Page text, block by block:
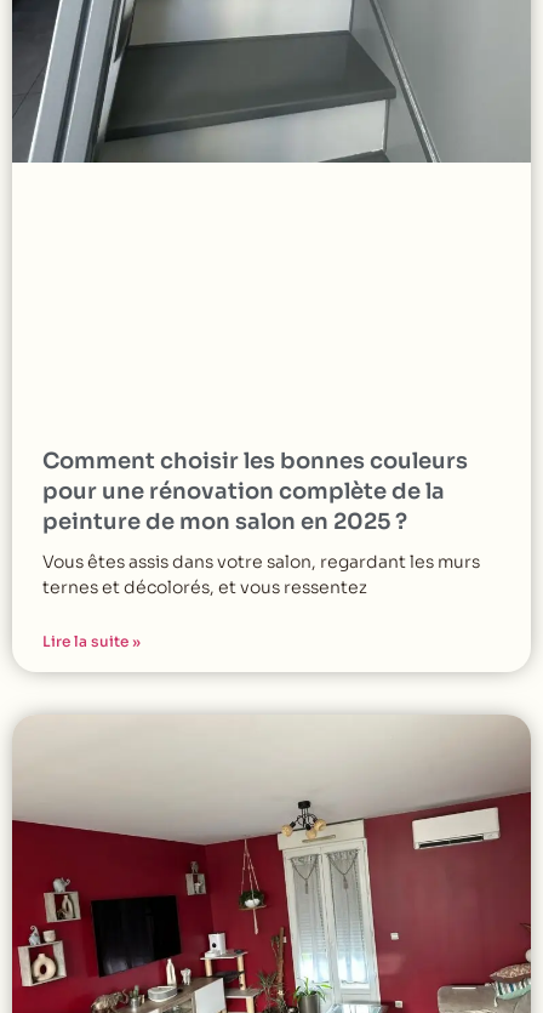
Comment choisir les bonnes couleurs
pour une rénovation complète de la
peinture de mon salon en 2025 ?
Vous êtes assis dans votre salon, regardant les murs
ternes et décolorés, et vous ressentez
Lire la suite »